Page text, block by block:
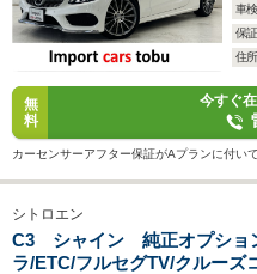
車検
保証
住所
無
料
今すぐ
カーセンサーアフター保証がAプランに付い
シトロエン
C3 シャイン 純正オプショ
ラ/ETC/フルセグTV/クルーズ